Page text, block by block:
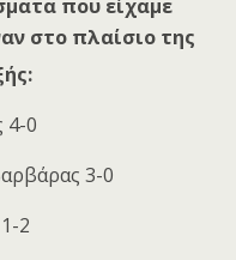
που είχαμε
στο πλαίσιο της
4-0
3-0
2